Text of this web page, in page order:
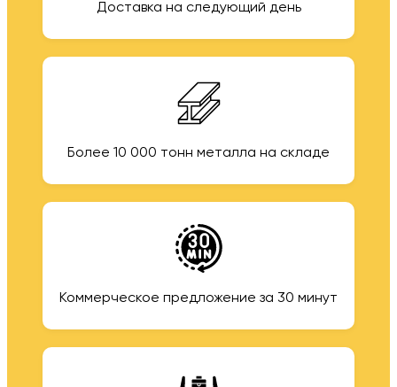
Доставка на следующий день
Более 10 000 тонн металла на складе
Коммерческое предложение за 30 минут